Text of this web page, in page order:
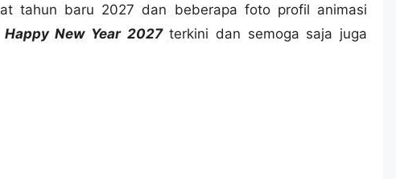
tahun baru 2027 dan beberapa foto profil animasi
Happy New Year 2027terkini dan semoga saja juga